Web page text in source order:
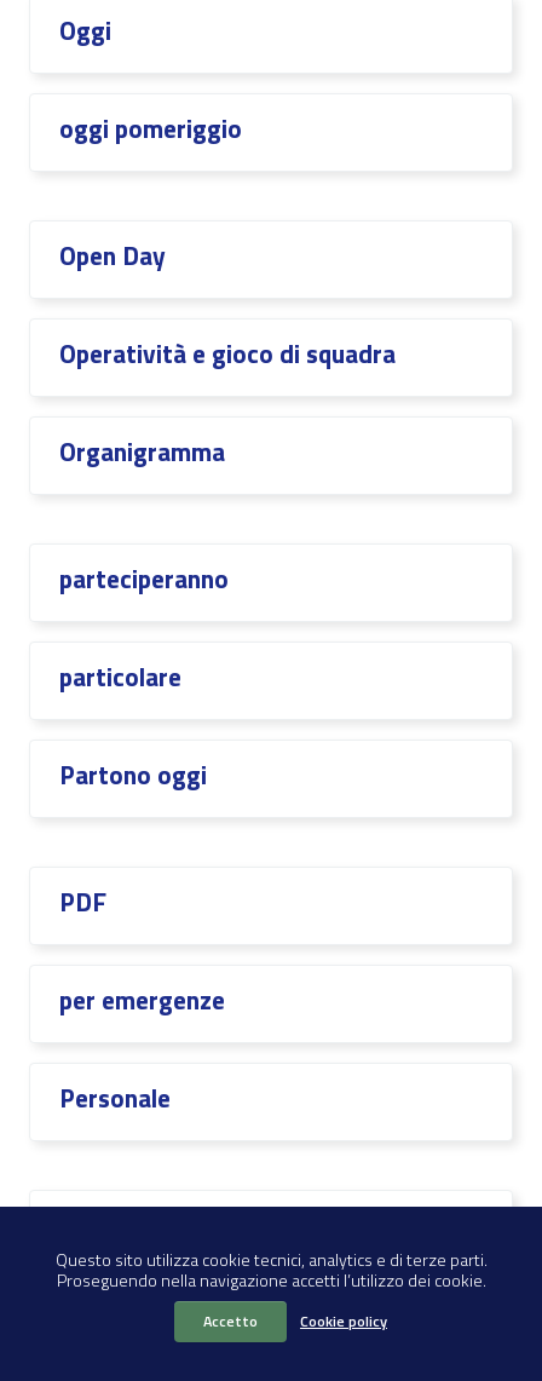
Questo sito utilizza cookie tecnici, analytics e di terze parti.
Proseguendo nella navigazione accetti l’utilizzo dei cookie.
Accetto Cookie policy
Oggi
oggi pomeriggio
Open Day
Operatività e gioco di squadra
Organigramma
parteciperanno
particolare
Partono oggi
PDF
per emergenze
Personale
Pianificazione